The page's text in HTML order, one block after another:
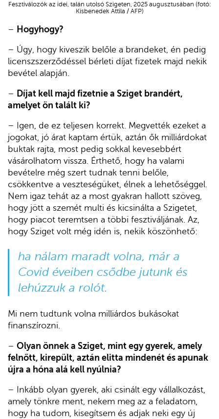
Fesztiválozók az idei, talán utolsó Szigeten, 2025 augusztusában (fotó:
Kisbenedek Attila / AFP)
– Hogyhogy?
– Úgy, hogy kiveszik belőle a brandeket, én pedig
licenszszerződéssel bérleti díjat fizetek majd nekik
bevétel alapján.
– Díjat kell majd fizetnie a Sziget brandért,
amelyet ön talált ki?
– Igen, de ez teljesen korrekt. Megvették ezeket a
jogokat, jó árat kaptam értük, aztán ők milliárdokat
buktak rajta, most pedig sokkal kevesebbért
vásárolhatom vissza. Érthető, hogy ha valami
bevételre még szert tudnak tenni belőle,
csökkentve a veszteségüket, élnek a lehetőséggel.
Nem igaz tehát az a most gyakran hallott szöveg,
hogy jött a szemét multi és kicsinálta a Szigetet,
hogy piacot teremtsen a többi fesztiváljának. Az,
hogy Sziget volt még idén is, nekik köszönhető:
ha nálam maradt volna, már a
Covid éveiben csődbe jutunk és
lehúzzuk a rolót.
Mi nem tudtunk volna milliárdos bukásokat
finanszírozni.
– Olyan önnek a Sziget, mint egy gyerek, amely
felnőtt, kirepült, aztán elitta mindenét és apunak
újra a hóna alá kell nyúlnia?
– Inkább olyan gyerek, aki csinált egy vállalkozást,
amely tönkre ment, nekem meg az a feladatom,
hogy ha tudom, kisegítsem és adjak neki egy új